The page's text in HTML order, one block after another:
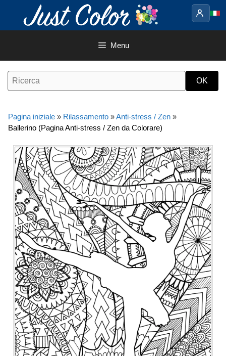
contenuto
Menu
Pagina iniziale » Rilassamento »Anti-stress / Zen »
Ballerino (Pagina Anti-stress / Zen da Colorare)